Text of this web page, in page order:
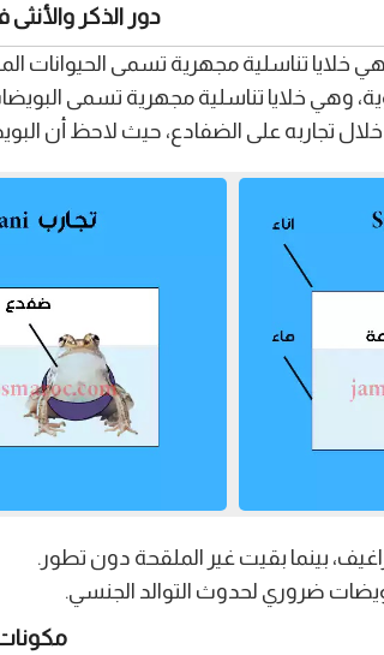
دور الذكر والأنثى
خلايا تناسلية مجهرية تسمى الحيوانات
وهي خلايا تناسلية مجهرية تسمى
بينما بقيت غير الملقحة دون تطور.
ضروري لحدوث التوالد الجنسي.